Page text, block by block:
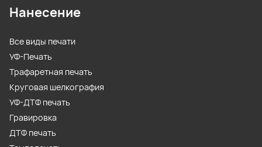
Нанесение
Все виды печати
УФ-Печать
Трафаретная печать
Круговая шелкография
УФ-ДТФ печать
Гравировка
ДТФ печать